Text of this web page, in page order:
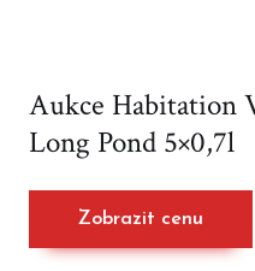
Aukce Habitation
Long Pond 5×0,7l
Zobrazit cenu